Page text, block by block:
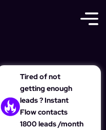
Tired of not
getting enough
leads ? Instant
Flow contacts
1800 leads /month